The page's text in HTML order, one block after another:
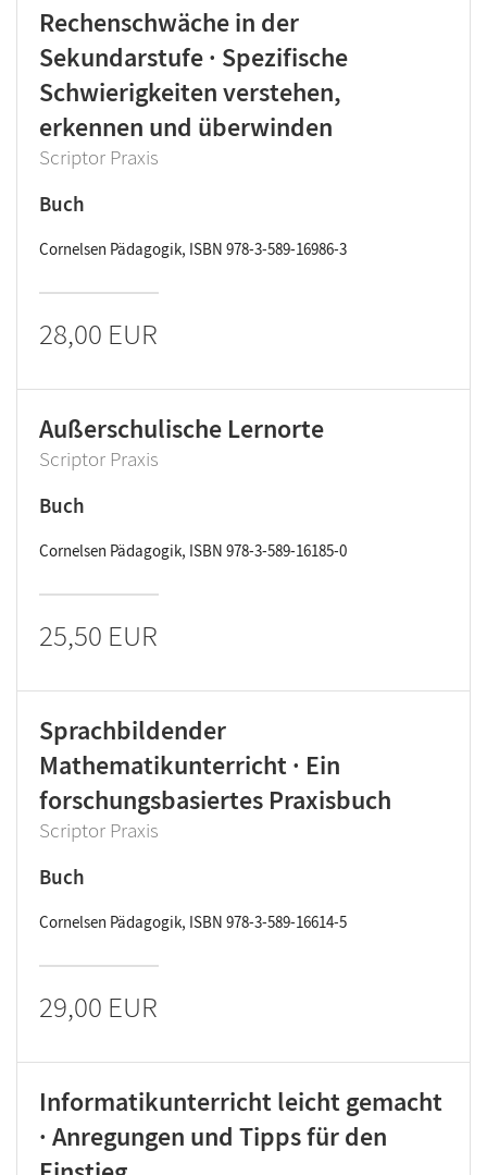
Rechenschwäche in der
Sekundarstufe · Spezifische
Schwierigkeiten verstehen,
erkennen und überwinden
Scriptor Praxis
Buch
Cornelsen Pädagogik, ISBN 978-3-589-16986-3
28,00 EUR
Außerschulische Lernorte
Scriptor Praxis
Buch
Cornelsen Pädagogik, ISBN 978-3-589-16185-0
25,50 EUR
Sprachbildender
Mathematikunterricht · Ein
forschungsbasiertes Praxisbuch
Scriptor Praxis
Buch
Cornelsen Pädagogik, ISBN 978-3-589-16614-5
29,00 EUR
Informatikunterricht leicht gemacht
· Anregungen und Tipps für den